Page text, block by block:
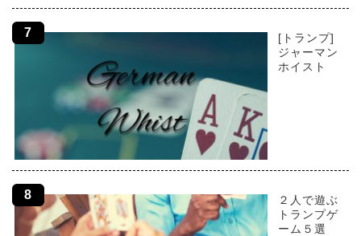
[トランプ]
ジャーマン
ホイスト
２人で遊ぶ
トランプゲ
ーム５選